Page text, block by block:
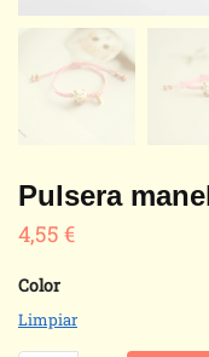
Pulsera
4,55 €
Color
Limpiar